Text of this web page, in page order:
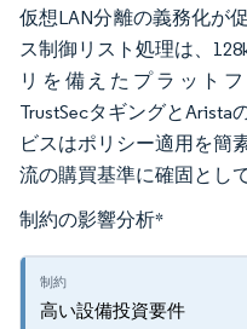
仮想LAN分離の義務化が
ス制御リスト処理は、
リを備えたプラット
TrustSecタギングと
ビスはポリシー適用を簡
流の購買基準に確固とし
制約の影響分析*
高い設備投資要件